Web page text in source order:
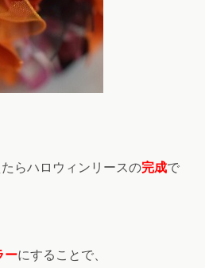
らハロウィンリースの完成で
ーにすることで、